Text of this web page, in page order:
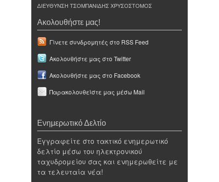
ΔΙΕΥΘΥΝΣΗ ΤΣΟΜΠΑΝΙΔΗΣ ΧΡΥΣΟΣΤΟΜΟΣ
Ακολουθήστε μας!
Γίνετε συνδρομητές στο RSS Feed
Ακολουθήστε μας στο Twitter
Ακολουθήστε μας στο Facebook
Παρακολουθείστε μας μέσω Mail
Ενημερωτικό Δελτίο
Εγγραφείτε στο τακτικό ενημερωτικό
δελτίο μέσω του ηλεκτρονικού
ταχυδρομείου σας και ενημερωθείτε με
τα τελευταία νέα!